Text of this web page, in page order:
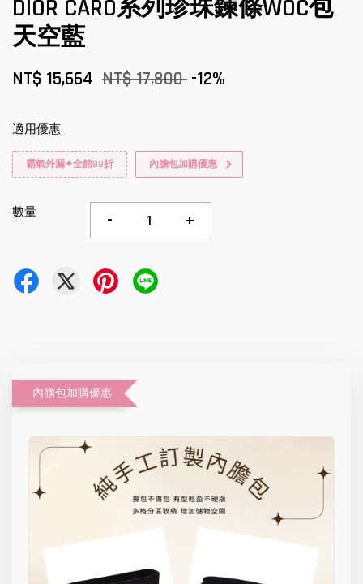
DIOR CARO系列珍珠鍊條WOC包
天空藍
NT$ 15,664 NT$ 17,800 -12%
適用優惠
霸氣外漏✦全館88折 內膽包加購優惠
數量 - +
內膽包加購優惠